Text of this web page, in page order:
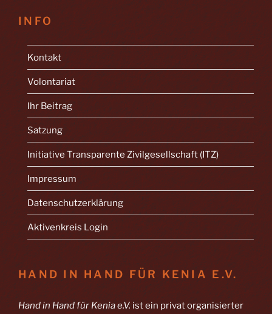
INFO
Kontakt
Volontariat
Ihr Beitrag
Satzung
Initiative Transparente Zivilgesellschaft (ITZ)
Impressum
Datenschutzerklärung
Aktivenkreis Login
HAND IN HAND FÜR KENIA E.V.
Hand in Hand für Kenia e.V. ist ein privat organisierter